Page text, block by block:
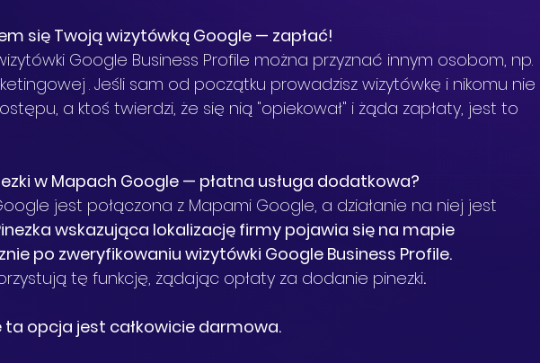
się Twoją wizytówką Google — zapłać!
Google Business Profile można przyznać innym osobom, np.
. Jeśli sam od początku prowadzisz wizytówkę i nikomu nie
a ktoś twierdzi, że się nią "opiekował" i żąda zapłaty, jest to
w Mapach Google — płatna usługa dodatkowa?
jest połączona z Mapami Google, a działanie na niej jest
wskazująca lokalizację firmy pojawia się na mapie
po zweryfikowaniu wizytówki Google Business Profile.
tę funkcję, żądając opłaty za dodanie pinezki.
ta opcja jest całkowicie darmowa.